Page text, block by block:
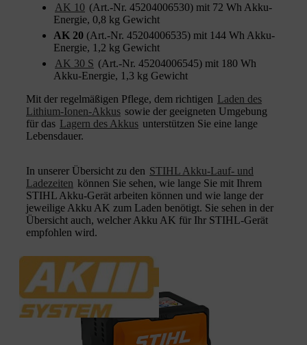
AK 10 (Art.-Nr. 45204006530) mit 72 Wh Akku-
Energie, 0,8 kg Gewicht
AK 20 (Art.-Nr. 45204006535) mit 144 Wh Akku-
Energie, 1,2 kg Gewicht
AK 30 S (Art.-Nr. 45204006545) mit 180 Wh
Akku-Energie, 1,3 kg Gewicht
Mit der regelmäßigen Pflege, dem richtigen Laden des
Lithium-Ionen-Akkus sowie der geeigneten Umgebung
für das Lagern des Akkus unterstützen Sie eine lange
Lebensdauer.
In unserer Übersicht zu den STIHL Akku-Lauf- und
Ladezeiten können Sie sehen, wie lange Sie mit Ihrem
STIHL Akku-Gerät arbeiten können und wie lange der
jeweilige Akku AK zum Laden benötigt. Sie sehen in der
Übersicht auch, welcher Akku AK für Ihr STIHL-Gerät
empfohlen wird.